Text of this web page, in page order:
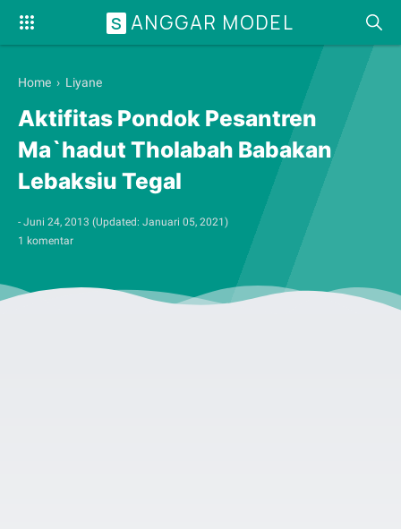
S ANGGAR MODEL
Home › Liyane
Aktifitas Pondok Pesantren
Ma`hadut Tholabah Babakan
Lebaksiu Tegal
- Juni 24, 2013 (Updated: Januari 05, 2021)
1 komentar